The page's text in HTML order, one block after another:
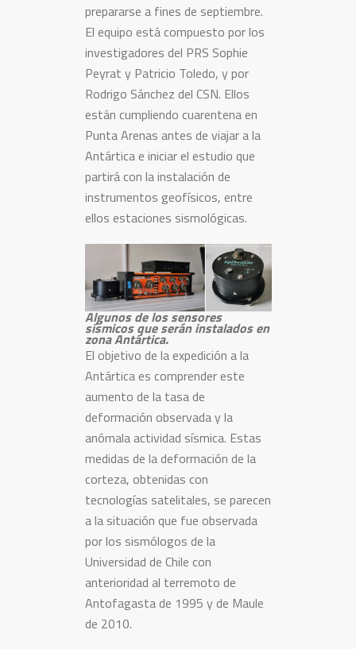
prepararse a fines de septiembre.
El equipo está compuesto por los
investigadores del PRS Sophie
Peyrat y Patricio Toledo, y por
Rodrigo Sánchez del CSN. Ellos
están cumpliendo cuarentena en
Punta Arenas antes de viajar a la
Antártica e iniciar el estudio que
partirá con la instalación de
instrumentos geofísicos, entre
ellos estaciones sismológicas.
Algunos de los sensores
sísmicos que serán instalados en
zona Antártica.
El objetivo de la expedición a la
Antártica es comprender este
aumento de la tasa de
deformación observada y la
anómala actividad sísmica. Estas
medidas de la deformación de la
corteza, obtenidas con
tecnologías satelitales, se parecen
a la situación que fue observada
por los sismólogos de la
Universidad de Chile con
anterioridad al terremoto de
Antofagasta de 1995 y de Maule
de 2010.